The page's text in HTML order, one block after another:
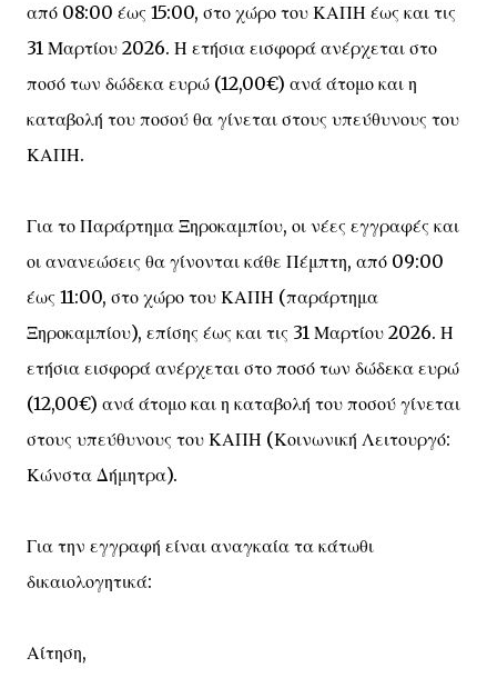
από 08:00 έως 15:00, στο χώρο του ΚΑΠΗ έως και τις
31 Μαρτίου 2026. Η ετήσια εισφορά ανέρχεται στο
ποσό των δώδεκα ευρώ (12,00€) ανά άτομο και η
καταβολή του ποσού θα γίνεται στους υπεύθυνους του
ΚΑΠΗ.
Για το Παράρτημα Ξηροκαμπίου, οι νέες εγγραφές και
οι ανανεώσεις θα γίνονται κάθε Πέμπτη, από 09:00
έως 11:00, στο χώρο του ΚΑΠΗ (παράρτημα
Ξηροκαμπίου), επίσης έως και τις 31 Μαρτίου 2026. Η
ετήσια εισφορά ανέρχεται στο ποσό των δώδεκα ευρώ
(12,00€) ανά άτομο και η καταβολή του ποσού γίνεται
στους υπεύθυνους του ΚΑΠΗ (Κοινωνική Λειτουργό:
Κώνστα Δήμητρα).
Για την εγγραφή είναι αναγκαία τα κάτωθι
δικαιολογητικά:
Αίτηση,